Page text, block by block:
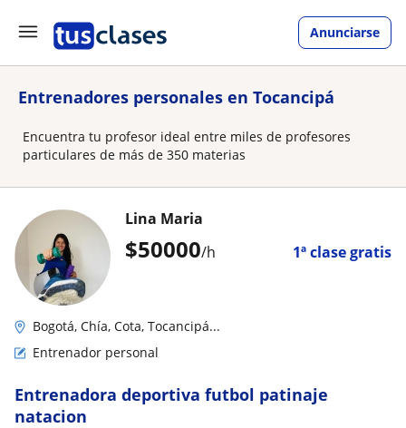
Anunciarse
Entrenadores personales en Tocancipá
Encuentra tu profesor ideal entre miles de profesores
particulares de más de 350 materias
$50000/h 1ª clase gratis
Lina Maria
Bogotá, Chía, Cota, Tocancipá...
Entrenador personal
Entrenadora deportiva futbol patinaje
natacion